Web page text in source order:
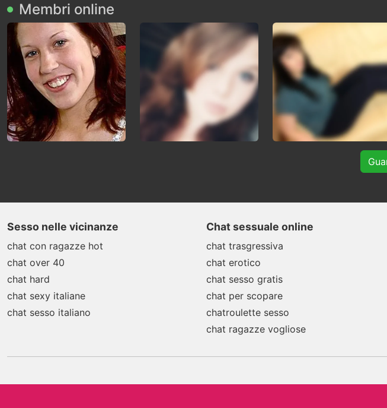
Membri online
Sesso nelle vicinanze
chat con ragazze hot
chat over 40
chat hard
chat sexy italiane
chat sesso italiano
Chat sessuale online
chat trasgressiva
chat erotico
chat sesso gratis
chat per scopare
chatroulette sesso
chat ragazze vogliose